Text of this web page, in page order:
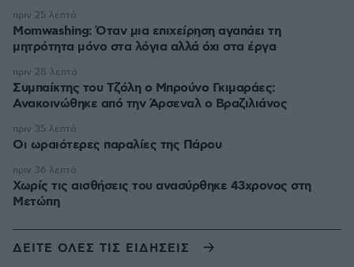
Momwashing: Όταν μια επιχείρηση αγαπάει τη
μητρότητα μόνο στα λόγια αλλά όχι στα έργα
πριν 25 λεπτά
Συμπαίκτης του Τζόλη ο Μπρούνο Γκιμαράες:
Ανακοινώθηκε από την Άρσεναλ ο Βραζιλιάνος
πριν 28 λεπτά
Οι ωραιότερες παραλίες της Πάρου
πριν 35 λεπτά
Χωρίς τις αισθήσεις του ανασύρθηκε 43χρονος στη
Μετώπη
πριν 36 λεπτά
ΔΕΙΤΕ ΟΛΕΣ ΤΙΣ ΕΙΔΗΣΕΙΣ